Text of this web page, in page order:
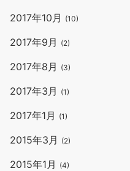
2017年10月 (10)
2017年9月 (2)
2017年8月 (3)
2017年3月 (1)
2017年1月 (1)
2015年3月 (2)
2015年1月 (4)